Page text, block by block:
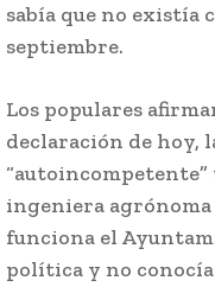
sabía que no existía
septiembre.
Los populares
declaración de hoy,
“autoincompetente”
ingeniera agrónoma
funciona el
política y no